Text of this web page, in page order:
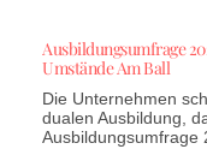
Ausbildungsumfrage
Umstände Am Ball
Die Unternehmen
dualen Ausbildung,
Ausbildungsumfrage